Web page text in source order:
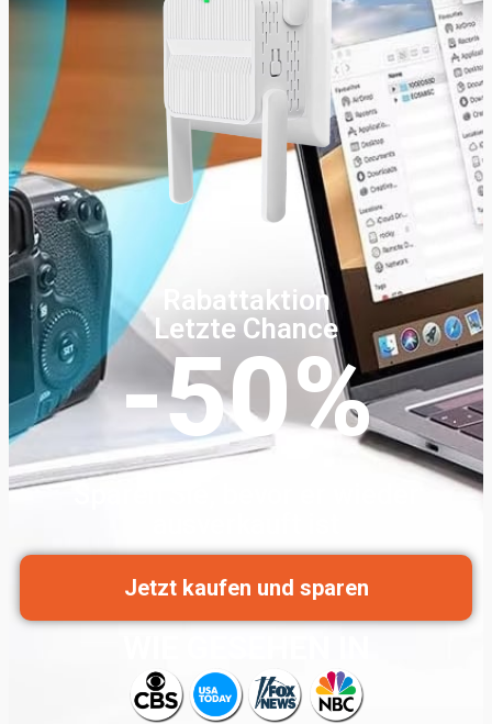
Rabattaktion
Letzte Chance
-50%
Jetzt kaufen und sparen